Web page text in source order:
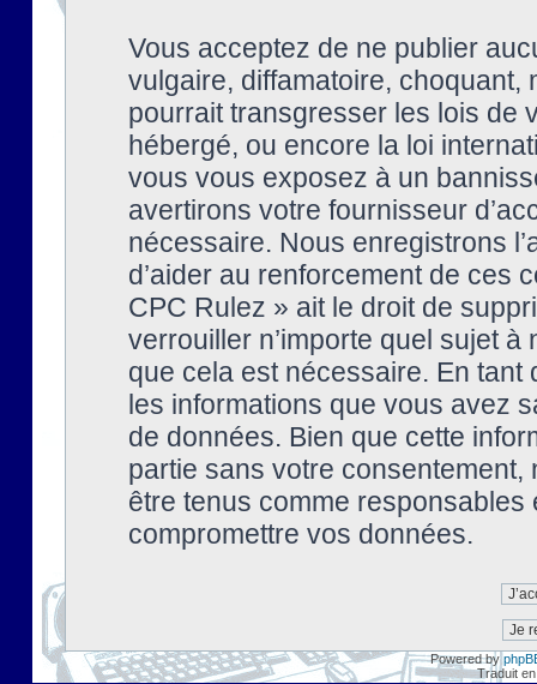
Vous acceptez de ne publier
vulgaire, diffamatoire, choquant,
pourrait transgresser les lois de
hébergé, ou encore la loi
vous vous exposez à un
avertirons votre fournisseur
nécessaire. Nous enregistrons
d’aider au renforcement de ces
CPC Rulez » ait le droit de
verrouiller n’importe quel sujet à
que cela est nécessaire. En tant
les informations que vous avez
de données. Bien que cette
partie sans votre
être tenus comme
compromettre vos données.
Powered by
Traduit